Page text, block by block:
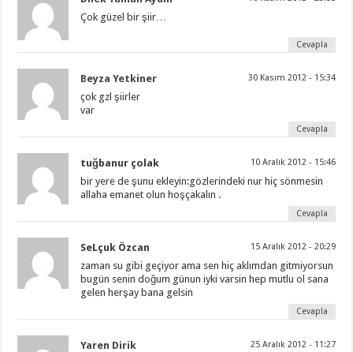
Çok güzel bir şiir…
Cevapla
Beyza Yetkiner 30 Kasım 2012 - 15:34
çok gzl şiirler
var
Cevapla
tuğbanur çolak 10 Aralık 2012 - 15:46
bir yere de şunu ekleyin:gözlerindeki nur hiç sönmesin
allaha emanet olun hoşçakalın .
Cevapla
SeLçuk Özcan 15 Aralık 2012 - 20:29
zaman su gibi geçiyor ama sen hiç aklımdan gitmiyorsun
bugün senin doğum günun iyki varsin hep mutlu ol sana
gelen herşay bana gelsin
Cevapla
Yaren Dirik 25 Aralık 2012 - 11:27